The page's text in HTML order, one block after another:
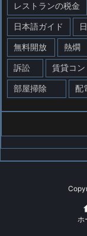
レストランの税金
日本語ガイド
無料開放 熱燗
訴訟 賃貸コ
部屋掃除 配
WordPress
ホ